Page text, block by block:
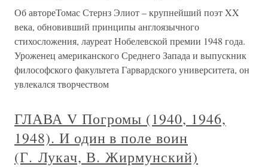
Об автореТомас Стернз Элиот – крупнейший поэт XX
века, обновивший принципы англоязычного
стихосложения, лауреат Нобелевской премии 1948 года.
Уроженец американского Среднего Запада и выпускник
философского факультета Гарвардского университета, он
увлекался творчеством
ГЛАВА V Погромы (1940, 1946,
1948). И один в поле воин
(Г. Лукач, В. Жирмунский)